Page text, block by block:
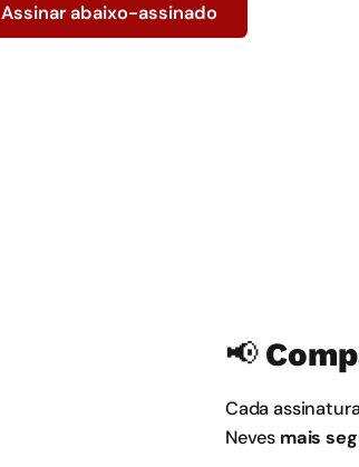
Assinar abaixo-assinado
📢
Cada
Neves mais